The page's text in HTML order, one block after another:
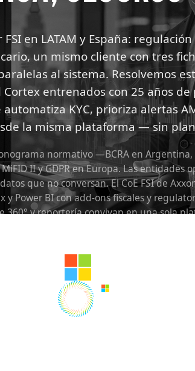
FSI en LATAM y España:
un mismo cliente con tres
al sistema. Resolvemos
Cortex entrenados con 25 años
automatiza KYC, prioriza alertas
la misma plataforma — sin
normativo —BCRA en Argentina,
MiFID II y GDPR en Europa. Las
que no conversan. El CoE FSI de
y Power BI con add-ons fiscales y
360° y reportería convivan en una sola